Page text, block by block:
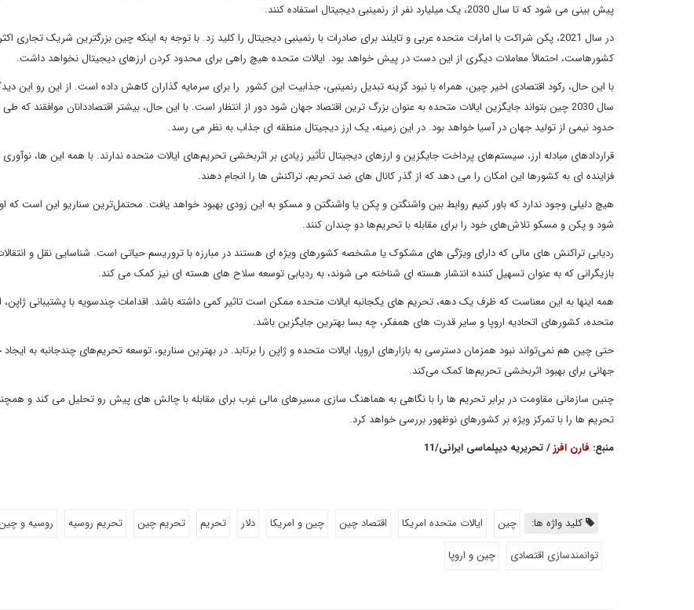
پیش بینی می شود که تا سال 2030، یک میلیارد نفر از رنمینبی دیجیتال استفاده کنند.
در سال 2021، پکن شراکت با امارات متحده عربی و تایلند برای صادرات با رنمینبی دیجیتال را کلید زد. با توجه به اینکه چین بزرگترین شریک تجاری اکثر
کشورهاست، احتمالاً معاملات دیگری از این دست در پیش خواهد بود. ایالات متحده هیچ راهی برای محدود کردن ارزهای دیجیتال نخواهد داشت.
با این حال، رکود اقتصادی اخیر چین، همراه با نبود گزینه تبدیل رنمینبی، جذابیت این کشور را برای سرمایه گذاران کاهش داده است. از این رو این
سال 2030 چین بتواند جایگزین ایالات متحده به عنوان بزرگ ترین اقتصاد جهان شود دور از انتظار است. با این حال، بیشتر اقتصاددانان موافقند که
حدود نیمی از تولید جهان در آسیا خواهد بود. در این زمینه، یک ارز دیجیتال منطقه ای جذاب به نظر می رسد.
قراردادهای مبادله ارز، سیستم‌های پرداخت جایگزین و ارزهای دیجیتال تأثیر زیادی بر اثربخشی تحریم‌های ایالات متحده ندارند. با همه این ها،
فزاینده ای به کشورها این امکان را می دهد که از گذر کانال های ضد تحریم، تراکنش ها را انجام دهند.
هیچ دلیلی وجود ندارد که باور کنیم روابط بین واشنگتن و پکن یا واشنگتن و مسکو به این زودی بهبود خواهد یافت. محتمل‌ترین سناریو این است که
شود و پکن و مسکو تلاش‌های خود را برای مقابله با تحریم‌ها دو چندان کنند.
ردیابی تراکنش های مالی که دارای ویژگی های مشکوک یا مشخصه کشورهای ویژه ای هستند در مبارزه با تروریسم حیاتی است. شناسایی نقل و
بازیگرانی که به عنوان تسهیل کننده انتشار هسته ای شناخته می شوند، به ردیابی توسعه سلاح های هسته ای نیز کمک می کند.
همه اینها به این معناست که ظرف یک دهه، تحریم های یکجانبه ایالات متحده ممکن است تاثیر کمی داشته باشد. اقدامات چندسویه با پشتیبانی ژاپن،
متحده، کشورهای اتحادیه اروپا و سایر قدرت های همفکر، چه بسا بهترین جایگزین باشد.
حتی چین هم نمی‌تواند نبود همزمان دسترسی به بازارهای اروپا، ایالات متحده و ژاپن را برتابد. در بهترین سناریو، توسعه تحریم‌های چندجانبه به
جهانی برای بهبود اثربخشی تحریم‌ها کمک می‌کند.
چنین سازمانی مقاومت در برابر تحریم ها را با نگاهی به هماهنگ سازی مسیرهای مالی غرب برای مقابله با چالش های پیش رو تحلیل می کند و
تحریم ها را با تمرکز ویژه بر کشورهای نوظهور بررسی خواهد کرد.
منبع: فارن افرز/ تحریریه دیپلماسی ایرانی/11
کلید واژه ها: چین ایالات متحده امریکا اقتصاد چین چین و امریکا دلار تحریم تحریم چین تحریم روسیه
روسیه و
توانمندسازی اقتصادی
چین و اروپا